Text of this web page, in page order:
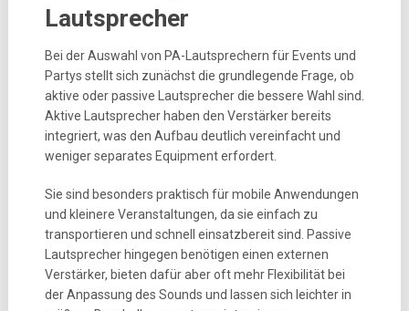
Lautsprecher
Bei der Auswahl von PA-Lautsprechern für Events und
Partys stellt sich zunächst die grundlegende Frage, ob
aktive oder passive Lautsprecher die bessere Wahl sind.
Aktive Lautsprecher haben den Verstärker bereits
integriert, was den Aufbau deutlich vereinfacht und
weniger separates Equipment erfordert.
Sie sind besonders praktisch für mobile Anwendungen
und kleinere Veranstaltungen, da sie einfach zu
transportieren und schnell einsatzbereit sind. Passive
Lautsprecher hingegen benötigen einen externen
Verstärker, bieten dafür aber oft mehr Flexibilität bei
der Anpassung des Sounds und lassen sich leichter in